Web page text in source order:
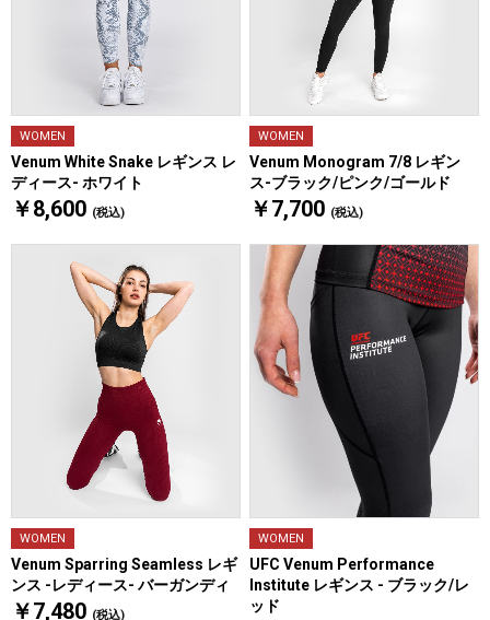
WOMEN
Venum White Snake レギンス レ
ディース- ホワイト
￥8,600 (税込)
WOMEN
Venum Monogram 7/8 レギン
ス-ブラック/ピンク/ゴールド
￥7,700 (税込)
WOMEN
Venum Sparring Seamless レギ
ンス -レディース- バーガンディ
￥7,480 (税込)
WOMEN
UFC Venum Performance
Institute レギンス - ブラック/レ
ッド